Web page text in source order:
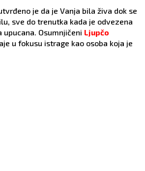
je da je Vanja bila živa dok se
sve do trenutka kada je odvezena
upucana. Osumnjičeni Ljupčo
u fokusu istrage kao osoba koja je